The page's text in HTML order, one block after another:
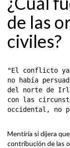
de las
civiles?
"El conflicto ya
no había
del norte de
con las
occidental, no
Mentiría si dijera
contribución de las